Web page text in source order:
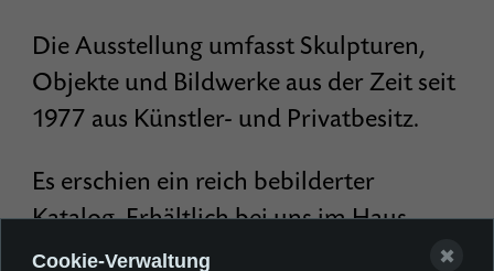
Die Ausstellung umfasst Skulpturen,
Objekte und Bildwerke aus der Zeit seit
1977 aus Künstler- und Privatbesitz.
Es erschien ein reich bebilderter
Katalog. Erhältlich bei uns im Haus
oderdirekt über den Online-Shop
des
Cookie-Verwaltung ✖